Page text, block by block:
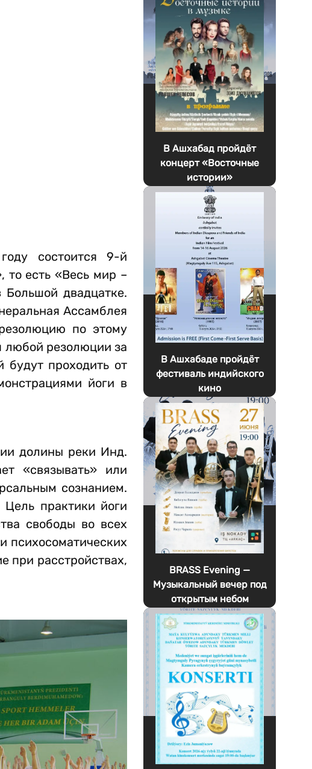
состоится 9-й
то есть «Весь мир –
двадцатке.
Ассамблея
по этому
любой резолюции за
проходить от
йоги в
долины реки Инд.
«связывать» или
сознанием.
практики йоги
свободы во всех
психосоматических
при расстройствах,
В Ашхабад пройдёт
концерт «Восточные
истории»
В Ашхабаде пройдёт
фестиваль индийского
кино
BRASS Evening —
Музыкальный вечер под
открытым небом